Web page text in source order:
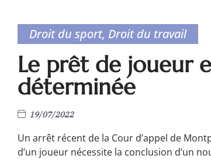
Droit du sport, Droit du travail
Le prêt de joueur
déterminée
19/07/2022
Un arrêt récent de la Cour d’appel de
d’un joueur nécessite la conclusion d’un